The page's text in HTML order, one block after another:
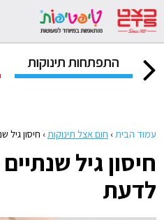
התפתחות תינוקות
עמוד הבית› חום אצל תינוקות› חיסון
חיסון גיל
לדעת